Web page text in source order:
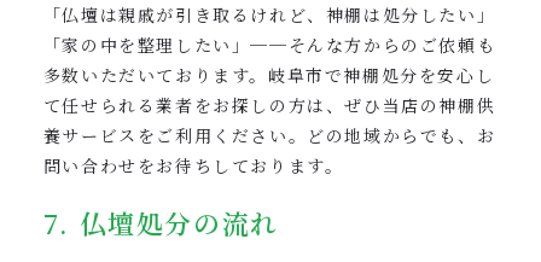
「仏壇は親戚が引き取るけれど、神棚は処分したい」
「家の中を整理したい」──そんな方からのご依頼も
多数いただいております。岐阜市で神棚処分を安心し
て任せられる業者をお探しの方は、ぜひ当店の神棚供
養サービスをご利用ください。どの地域からでも、お
問い合わせをお待ちしております。
7. 仏壇処分の流れ